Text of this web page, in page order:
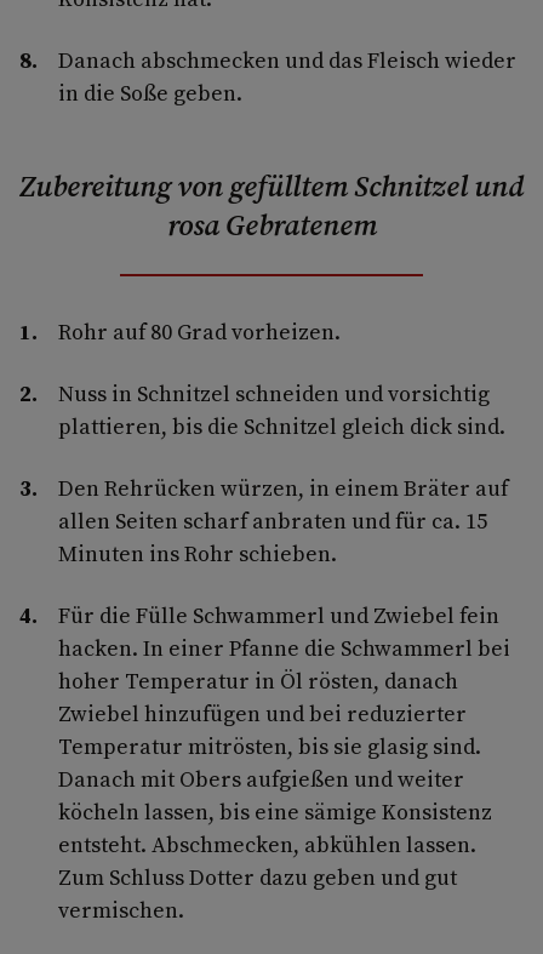
Danach abschmecken und das Fleisch wieder
in die Soße geben.
Zubereitung von gefülltem Schnitzel und
rosa Gebratenem
Rohr auf 80 Grad vorheizen.
Nuss in Schnitzel schneiden und vorsichtig
plattieren, bis die Schnitzel gleich dick sind.
Den Rehrücken würzen, in einem Bräter auf
allen Seiten scharf anbraten und für ca. 15
Minuten ins Rohr schieben.
Für die Fülle Schwammerl und Zwiebel fein
hacken. In einer Pfanne die Schwammerl bei
hoher Temperatur in Öl rösten, danach
Zwiebel hinzufügen und bei reduzierter
Temperatur mitrösten, bis sie glasig sind.
Danach mit Obers aufgießen und weiter
köcheln lassen, bis eine sämige Konsistenz
entsteht. Abschmecken, abkühlen lassen.
Zum Schluss Dotter dazu geben und gut
vermischen.